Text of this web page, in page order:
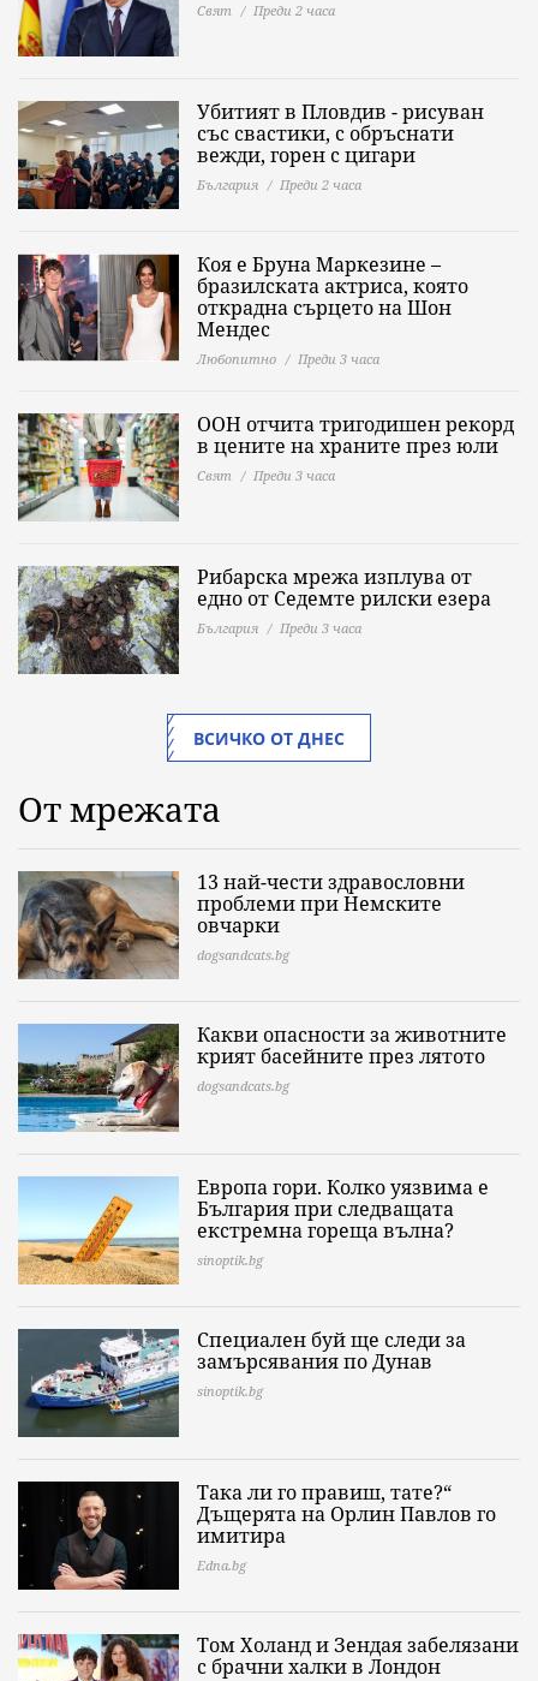
Свят Преди 2 часа
Убитият в Пловдив - рисуван
със свастики, с обръснати
вежди, горен с цигари
България Преди 2 часа
Коя е Бруна Маркезине –
бразилската актриса, която
открадна сърцето на Шон
Мендес
Любопитно Преди 3 часа
ООН отчита тригодишен рекорд
в цените на храните през юли
Свят Преди 3 часа
Рибарска мрежа изплува от
едно от Седемте рилски езера
България Преди 3 часа
ВСИЧКО ОТ ДНЕС
От мрежата
13 най-чести здравословни
проблеми при Немските
овчарки
dogsandcats.bg
Какви опасности за животните
крият басейните през лятото
dogsandcats.bg
Европа гори. Колко уязвима е
България при следващата
екстремна гореща вълна?
sinoptik.bg
Специален буй ще следи за
замърсявания по Дунав
sinoptik.bg
Така ли го правиш, тате?“
Дъщерята на Орлин Павлов го
имитира
Edna.bg
Том Холанд и Зендая забелязани
с брачни халки в Лондон